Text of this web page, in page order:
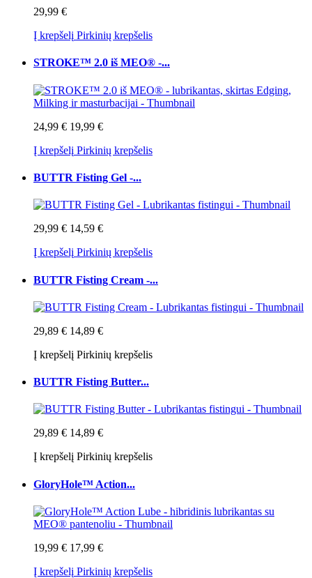
29,99 €
Į krepšelį Pirkinių krepšelis
STROKE™ 2.0 iš MEO® -...
24,99 € 19,99 €
Į krepšelį Pirkinių krepšelis
BUTTR Fisting Gel -...
29,99 € 14,59 €
Į krepšelį Pirkinių krepšelis
BUTTR Fisting Cream -...
29,89 € 14,89 €
Į krepšelį Pirkinių krepšelis
BUTTR Fisting Butter...
29,89 € 14,89 €
Į krepšelį Pirkinių krepšelis
GloryHole™ Action...
19,99 € 17,99 €
Į krepšelį Pirkinių krepšelis